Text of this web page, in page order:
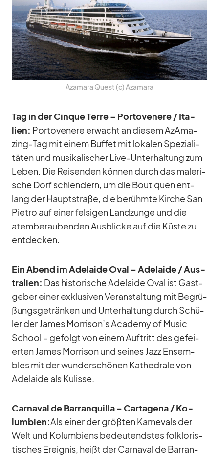
Aza­mara Quest (c) Aza­mara
Tag in der Cin­que Terre – Por­to­ve­nere /​ Ita­
lien: Por­to­ve­nere er­wacht an die­sem AzAma­
zing-Tag mit ei­nem Buf­fet mit lo­ka­len Spe­zia­li­
tä­ten und mu­si­ka­li­scher Live-Un­ter­hal­tung zum
Le­ben. Die Rei­sen­den kön­nen durch das ma­le­ri­
sche Dorf schlen­dern, um die Bou­ti­quen ent­
lang der Haupt­straße, die be­rühmte Kir­che San
Pie­tro auf ei­ner fel­si­gen Land­zunge und die
atem­be­rau­ben­den Aus­bli­cke auf die Küste zu
ent­de­cken.
Ein Abend im Ade­laide Oval – Ade­laide /​ Aus­
tra­lien: Das his­to­ri­sche Ade­laide Oval ist Gast­
ge­ber ei­ner ex­klu­si­ven Ver­an­stal­tung mit Be­grü­
ßungs­ge­trän­ken und Un­ter­hal­tung durch Schü­
ler der Ja­mes Morrison’s Aca­demy of Mu­sic
School – ge­folgt von ei­nem Auf­tritt des ge­fei­
er­ten Ja­mes Mor­ri­son und sei­nes Jazz En­sem­
bles mit der wun­der­schö­nen Ka­the­drale von
Ade­laide als Ku­lisse.
Car­na­val de Bar­ran­quilla – Car­ta­gena /​ Ko­
lum­bien:Als ei­ner der größ­ten Kar­ne­vals der
Welt und Ko­lum­bi­ens be­deu­tends­tes folk­lo­ris­
ti­sches Er­eig­nis, heißt der Car­na­val de Bar­ran­